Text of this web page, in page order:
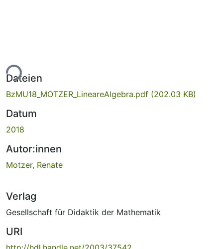
Dateien
BzMU18_MOTZER_LineareAlgebra.pdf (202.03 KB)
Datum
2018
Autor:innen
Motzer, Renate
Verlag
Gesellschaft für Didaktik der Mathematik
URI